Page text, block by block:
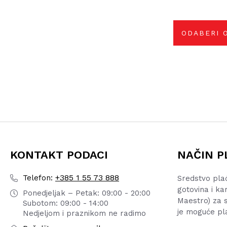
ODABERI
KONTAKT PODACI
Telefon: +385 1 55 73 888
Ponedjeljak – Petak: 09:00 - 20:00
Subotom: 09:00 - 14:00
Nedjeljom i praznikom ne radimo
NAČIN
Sredstvo
gotovina i
Maestro) za
je moguće